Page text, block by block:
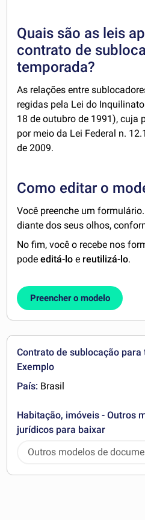
Quais são as leis
contrato de
temporada?
As relações entre
regidas pela Lei do
18 de outubro de 1991), cuja
por meio da Lei Federal n.
de 2009.
Como editar o
Você preenche um
diante dos seus olhos,
No fim, você o recebe nos
podeeditá-lo e reutilizá-lo.
Preencher o modelo
Contrato de sublocação
Exemplo
País: Brasil
Habitação, imóveis - Outros
jurídicos para baixar
Outros modelos de
baixar